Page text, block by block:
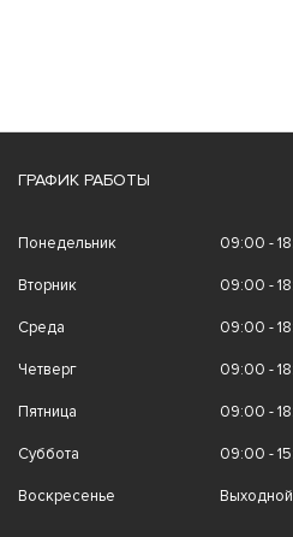
ГРАФИК РАБОТЫ
Понедельник 09:00 -
Вторник 09:00 -
Среда 09:00 -
Четверг 09:00 -
Пятница 09:00 -
Суббота 09:00 -
Воскресенье Выходной